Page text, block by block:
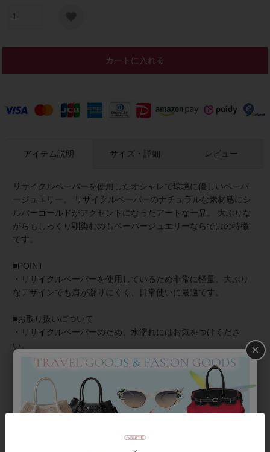
カートに入れる
アイテム説明
リサイクルペーパーを使用したオシャレで環境に優しいペーパ
ージュエリー。 リサイクルペーパーのナチュラルな素材感にシ
ルバーゴールドがアクセントになったアートな一品。 大ぶりな
がらもしっくり馴染むのもペーパージュエリーならではの特徴
です。
■POINT
・リサイクルペーパーを使用しているため非常に軽量。大ぶり
なデザインでも肩が凝りにくく、日常使いに最適です。
■お取り扱いについて
・リサイクルペーパーのため、水濡れにはお気をつけくださ
い。
・落下や、強く引っ張ったりすると破損の原因になります。
【お手入れ】汚れた場合は、水拭きではなく、乾いたやわらか
い布で優しく拭き取ってください。
【保管方法】長時間放置すると、変色や日焼けをすることがあ
サイズ・詳細 レビュー
×